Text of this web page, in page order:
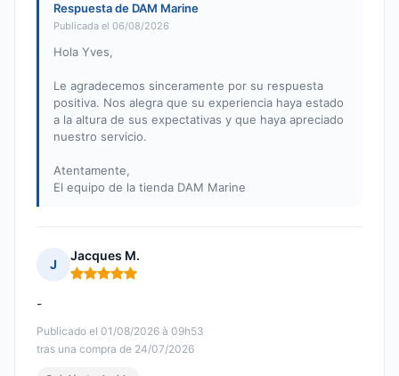
Respuesta de DAM Marine
Publicada el 06/08/2026
Hola Yves,
Le agradecemos sinceramente por su respuesta
positiva. Nos alegra que su experiencia haya estado
a la altura de sus expectativas y que haya apreciado
nuestro servicio.
Atentamente,
El equipo de la tienda DAM Marine
J
Jacques M.
Nota: 5 de 5
Publicado el 01/08/2026 à 09h53
tras una compra de 24/07/2026
-